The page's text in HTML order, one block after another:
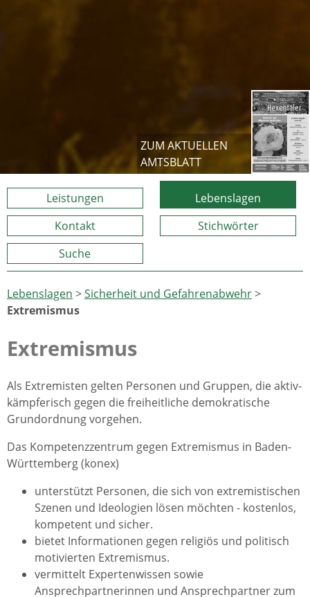
ZUM AKTUELLEN
AMTSBLATT
Leistungen
Lebenslagen
Kontakt
Stichwörter
Suche
Lebenslagen >Sicherheit und Gefahrenabwehr>
Extremismus
Extremismus
Als Extremisten gelten Personen und Gruppen, die aktiv-
kämpferisch gegen die freiheitliche demokratische
Grundordnung vorgehen.
Das Kompetenzzentrum gegen Extremismus in Baden-
Württemberg (konex)
unterstützt Personen, die sich von extremistischen
Szenen und Ideologien lösen möchten - kostenlos,
kompetent und sicher.
bietet Informationen gegen religiös und politisch
motivierten Extremismus.
vermittelt Expertenwissen sowie
Ansprechpartnerinnen und Ansprechpartner zum